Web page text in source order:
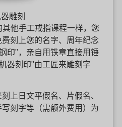
雕刻
他手工戒指课程一样，您
刻上您的名字、周年纪念
印"，亲自用铁章直接用锤
器刻印"由工匠来雕刻字
上日文平假名、片假名、
刻字等（需额外费用）为